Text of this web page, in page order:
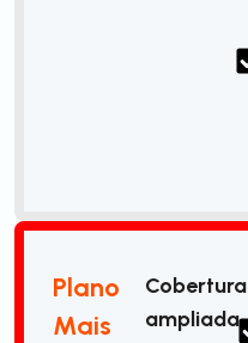
Plano
Mais
Cobertura
ampliada